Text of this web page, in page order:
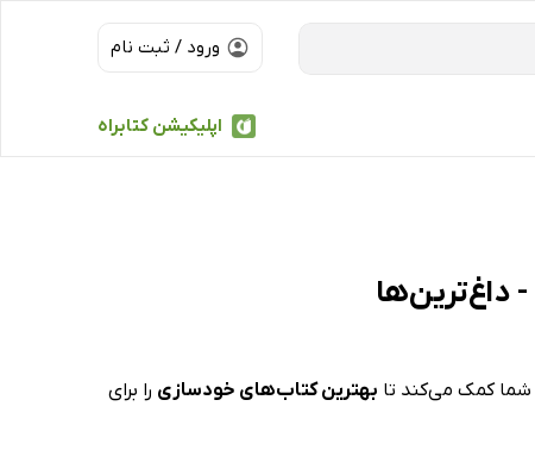
ورود / ثبت نام
اپلیکیشن کتابراه
داغ‌ترین‌ها
شما کمک می‌کند تا بهترین کتاب‌های خودسازی را برای